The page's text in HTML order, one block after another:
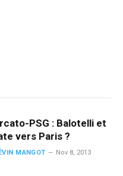
PSG : Balotelli et
vers Paris ?
MANGOT Nov 8, 2013